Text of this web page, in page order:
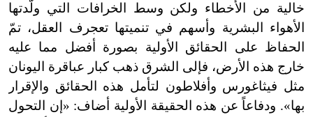
خالية من الأخطاء ولكن وسط الخرافات التي ولّدتها
الأهواء البشرية وأسهم في تنميتها تعجرف العقل، تمّ
الحفاظ على الحقائق الأولية بصورة أفضل مما عليه
خارج هذه الأرض، فإلى الشرق ذهب كبار عباقرة اليونان
مثل فيثاغورس وأفلاطون لتأمل هذه الحقائق والإقرار
بها». ودفاعاً عن هذه الحقيقة الأولية أضاف: «إن التحول